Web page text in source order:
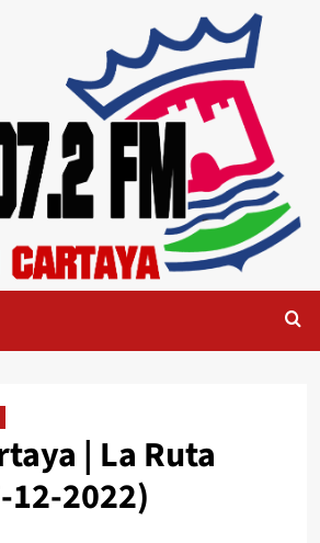
| La Ruta
12-2022)